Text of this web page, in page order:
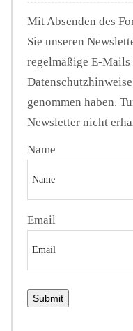
Mit Absenden des
Sie unseren
regelmäßige E-
genommen haben.
Newsletter nicht
Name
Email